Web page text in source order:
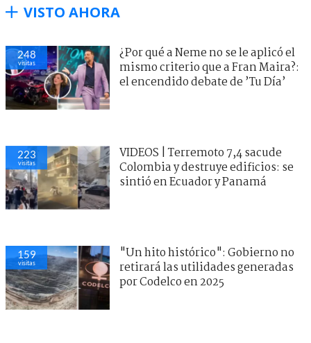
VISTO AHORA
248
visitas
¿Por qué a Neme no se le aplicó el
mismo criterio que a Fran Maira?:
el encendido debate de ’Tu Día’
223
visitas
VIDEOS | Terremoto 7,4 sacude
Colombia y destruye edificios: se
sintió en Ecuador y Panamá
159
visitas
"Un hito histórico": Gobierno no
retirará las utilidades generadas
por Codelco en 2025